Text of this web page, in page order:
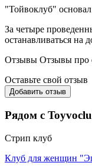
"Тойвоклуб"
За четыре
останавливаться на
Отзывы Отзывы про
Оставьте свой отзыв
Добавить отзыв
Рядом с
Стрип клуб
Клуб для женщин